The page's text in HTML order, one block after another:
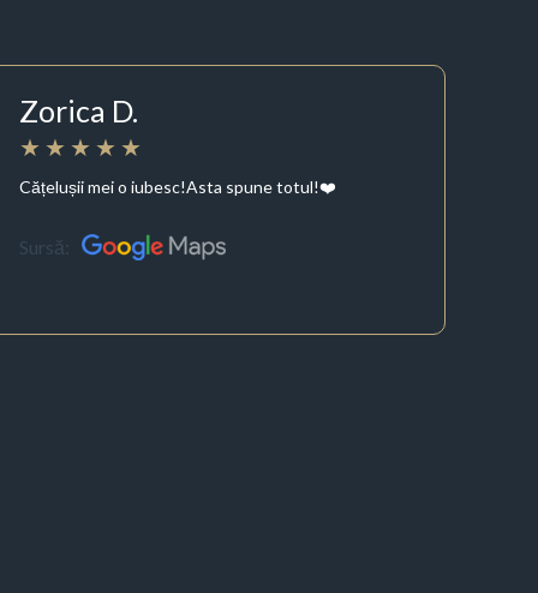
Zorica D.
Cățelușii mei o iubesc!Asta spune totul!❤️
Sursă: